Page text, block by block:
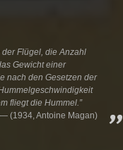
der Flügel, die Anzahl
Gewicht einer
nach den Gesetzen der
fliegt die Hummel.”
(1934, Antoine Magan)